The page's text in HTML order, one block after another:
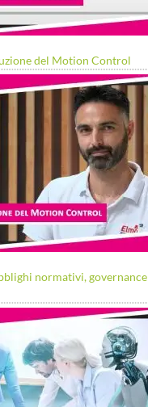
del Motion Control
normativi,